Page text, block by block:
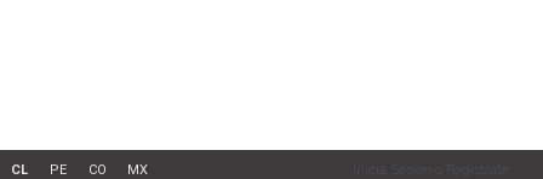
Inicia Sesión o Registrate